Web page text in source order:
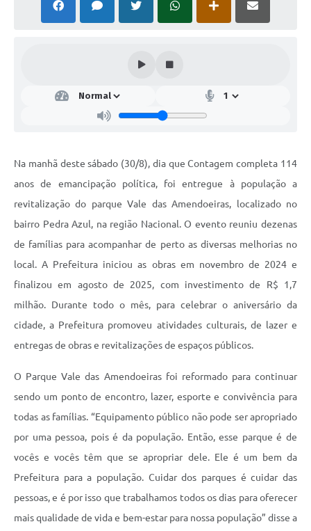
Na manhã deste sábado (30/8), dia que Contagem completa 114
anos de emancipação política, foi entregue à população a
revitalização do parque Vale das Amendoeiras, localizado no
bairro Pedra Azul, na região Nacional. O evento reuniu dezenas
de famílias para acompanhar de perto as diversas melhorias no
local. A Prefeitura iniciou as obras em novembro de 2024 e
finalizou em agosto de 2025, com investimento de R$ 1,7
milhão. Durante todo o mês, para celebrar o aniversário da
cidade, a Prefeitura promoveu atividades culturais, de lazer e
entregas de obras e revitalizações de espaços públicos.
O Parque Vale das Amendoeiras foi reformado para continuar
sendo um ponto de encontro, lazer, esporte e convivência para
todas as famílias. “Equipamento público não pode ser apropriado
por uma pessoa, pois é da população. Então, esse parque é de
vocês e vocês têm que se apropriar dele. Ele é um bem da
Prefeitura para a população. Cuidar dos parques é cuidar das
pessoas, e é por isso que trabalhamos todos os dias para oferecer
mais qualidade de vida e bem-estar para nossa população” disse a